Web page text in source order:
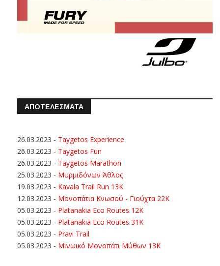
ΑΠΟΤΕΛΕΣΜΑΤΑ
26.03.2023 - Taygetos Experience
26.03.2023 - Taygetos Fun
26.03.2023 - Taygetos Marathon
25.03.2023 - Μυρμιδόνων Άθλος
19.03.2023 - Kavala Trail Run 13K
12.03.2023 - Μονοπάτια Κνωσού - Γιούχτα 22Κ
05.03.2023 - Platanakia Eco Routes 12K
05.03.2023 - Platanakia Eco Routes 31K
05.03.2023 - Pravi Trail
05.03.2023 - Μινωικό Μονοπάτι Μύθων 13Κ